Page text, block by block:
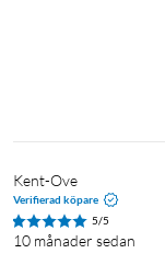
Kent-Ove
Verifierad köpare
5/5
10 månader sedan